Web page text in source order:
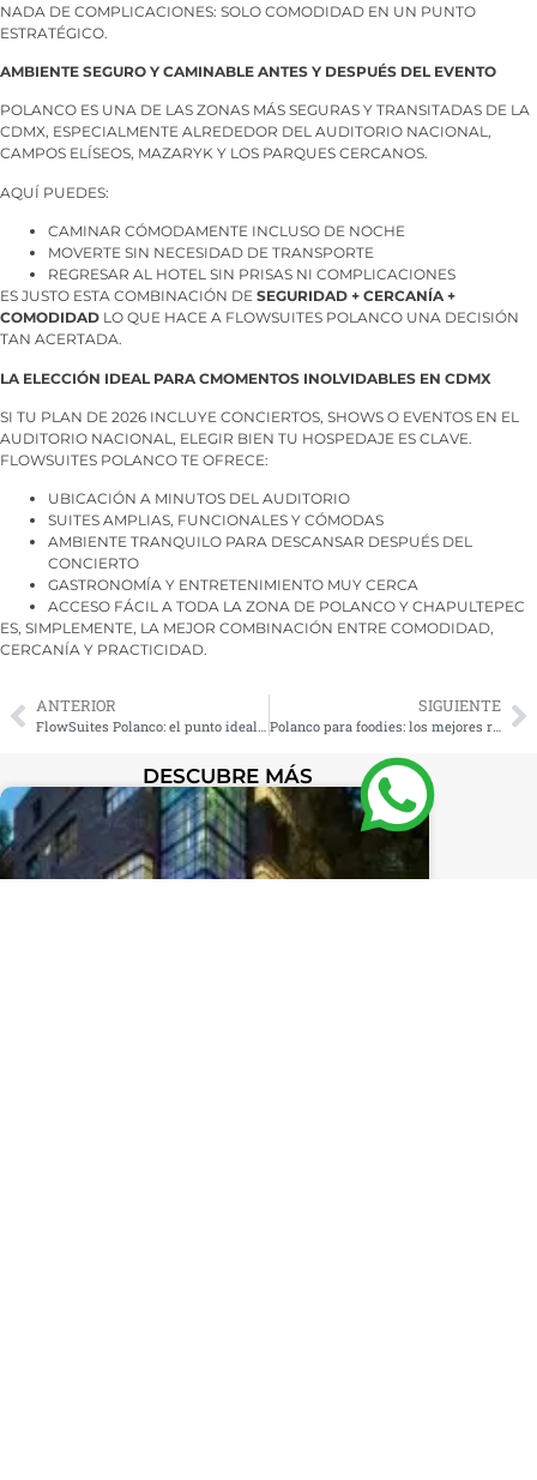
NADA DE COMPLICACIONES: SOLO COMODIDAD EN UN PUNTO
ESTRATÉGICO.
AMBIENTE SEGURO Y CAMINABLE ANTES Y DESPUÉS DEL EVENTO
POLANCO ES UNA DE LAS ZONAS MÁS SEGURAS Y TRANSITADAS DE LA
CDMX, ESPECIALMENTE ALREDEDOR DEL AUDITORIO NACIONAL,
CAMPOS ELÍSEOS, MAZARYK Y LOS PARQUES CERCANOS.
AQUÍ PUEDES:
CAMINAR CÓMODAMENTE INCLUSO DE NOCHE
MOVERTE SIN NECESIDAD DE TRANSPORTE
REGRESAR AL HOTEL SIN PRISAS NI COMPLICACIONES
ES JUSTO ESTA COMBINACIÓN DE SEGURIDAD + CERCANÍA +
COMODIDAD LO QUE HACE A FLOWSUITES POLANCO UNA DECISIÓN
TAN ACERTADA.
LA ELECCIÓN IDEAL PARA CMOMENTOS INOLVIDABLES EN CDMX
SI TU PLAN DE 2026 INCLUYE CONCIERTOS, SHOWS O EVENTOS EN EL
AUDITORIO NACIONAL, ELEGIR BIEN TU HOSPEDAJE ES CLAVE.
FLOWSUITES POLANCO TE OFRECE:
UBICACIÓN A MINUTOS DEL AUDITORIO
SUITES AMPLIAS, FUNCIONALES Y CÓMODAS
AMBIENTE TRANQUILO PARA DESCANSAR DESPUÉS DEL
CONCIERTO
GASTRONOMÍA Y ENTRETENIMIENTO MUY CERCA
ACCESO FÁCIL A TODA LA ZONA DE POLANCO Y CHAPULTEPEC
ES, SIMPLEMENTE, LA MEJOR COMBINACIÓN ENTRE COMODIDAD,
CERCANÍA Y PRACTICIDAD.
ANTERIOR
FlowSuites Polanco: el punto ideal entre lujo, gastronomía y cultura
SIGUIENTE
Polanco para foodies: los mejores restaurantes a walking distance de FlowSuites Polanco
DESCUBRE MÁS